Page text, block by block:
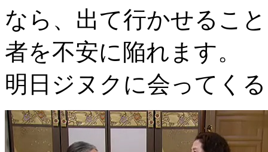
なら、出て行かせるこ
者を不安に陥れます。
明日ジヌクに会ってく